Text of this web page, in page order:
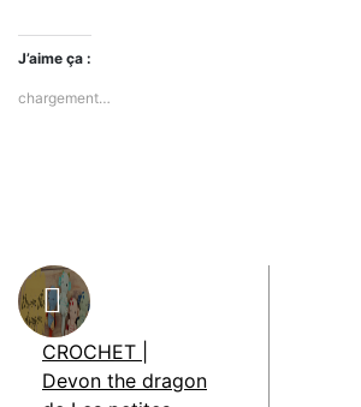
J’aime ça :
chargement…
CROCHET |
Devon the dragon